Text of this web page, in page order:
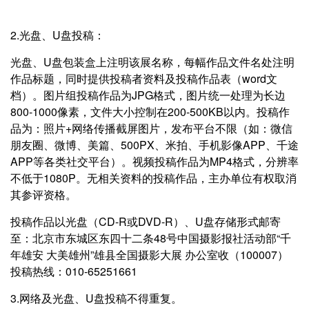
2.光盘、U盘投稿：
光盘、U盘包装盒上注明该展名称，每幅作品文件名处注明
作品标题，同时提供投稿者资料及投稿作品表（word文
档）。图片组投稿作品为JPG格式，图片统一处理为长边
800-1000像素，文件大小控制在200-500KB以内。投稿作
品为：照片+网络传播截屏图片，发布平台不限（如：微信
朋友圈、微博、美篇、500PX、米拍、手机影像APP、千途
APP等各类社交平台）。视频投稿作品为MP4格式，分辨率
不低于1080P。无相关资料的投稿作品，主办单位有权取消
其参评资格。
投稿作品以光盘（CD-R或DVD-R）、U盘存储形式邮寄
至：北京市东城区东四十二条48号中国摄影报社活动部“千
年雄安 大美雄州”雄县全国摄影大展 办公室收（100007）
投稿热线：010-65251661
3.网络及光盘、U盘投稿不得重复。